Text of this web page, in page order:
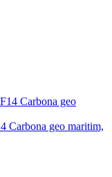
Carbona geo maritim,